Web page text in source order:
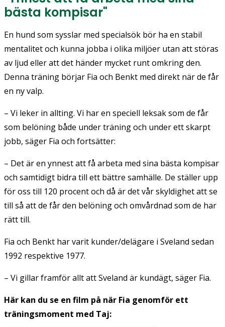
bästa kompisar"
En hund som sysslar med specialsök bör ha en stabil
mentalitet och kunna jobba i olika miljöer utan att störas
av ljud eller att det händer mycket runt omkring den.
Denna träning börjar Fia och Benkt med direkt när de får
en ny valp.
– Vi leker in allting. Vi har en speciell leksak som de får
som belöning både under träning och under ett skarpt
jobb, säger Fia och fortsätter:
– Det är en ynnest att få arbeta med sina bästa kompisar
och samtidigt bidra till ett bättre samhälle. De ställer upp
för oss till 120 procent och då är det vår skyldighet att se
till så att de får den belöning och omvårdnad som de har
rätt till.
Fia och Benkt har varit kunder/delägare i Sveland sedan
1992 respektive 1977.
– Vi gillar framför allt att Sveland är kundägt, säger Fia.
Här kan du se en film på när Fia genomför ett
träningsmoment med Taj: